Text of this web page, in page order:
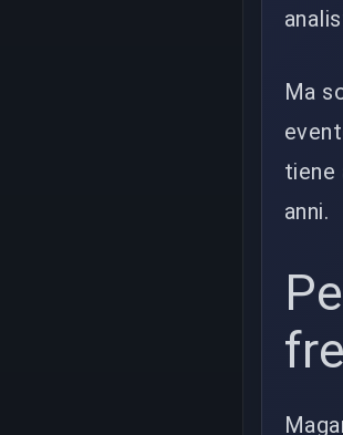
Ma
tiene
anni.